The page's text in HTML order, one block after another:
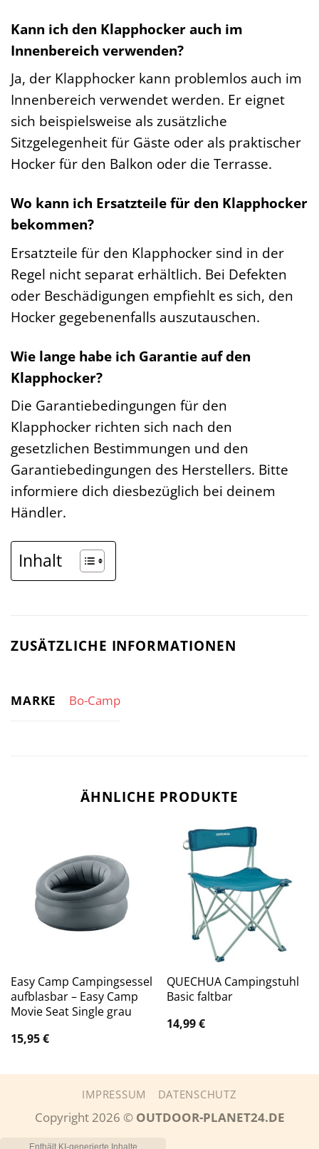
Kann ich den Klapphocker auch im
Innenbereich verwenden?
Ja, der Klapphocker kann problemlos auch im
Innenbereich verwendet werden. Er eignet
sich beispielsweise als zusätzliche
Sitzgelegenheit für Gäste oder als praktischer
Hocker für den Balkon oder die Terrasse.
Wo kann ich Ersatzteile für den Klapphocker
bekommen?
Ersatzteile für den Klapphocker sind in der
Regel nicht separat erhältlich. Bei Defekten
oder Beschädigungen empfiehlt es sich, den
Hocker gegebenenfalls auszutauschen.
Wie lange habe ich Garantie auf den
Klapphocker?
Die Garantiebedingungen für den
Klapphocker richten sich nach den
gesetzlichen Bestimmungen und den
Garantiebedingungen des Herstellers. Bitte
informiere dich diesbezüglich bei deinem
Händler.
Inhalt
ZUSÄTZLICHE INFORMATIONEN
MARKE Bo-Camp
ÄHNLICHE PRODUKTE
Easy Camp Campingsessel
aufblasbar – Easy Camp
Movie Seat Single grau
15,95€
QUECHUA Campingstuhl
Basic faltbar
14,99€
IMPRESSUM DATENSCHUTZ
Copyright 2026 © OUTDOOR-PLANET24.DE